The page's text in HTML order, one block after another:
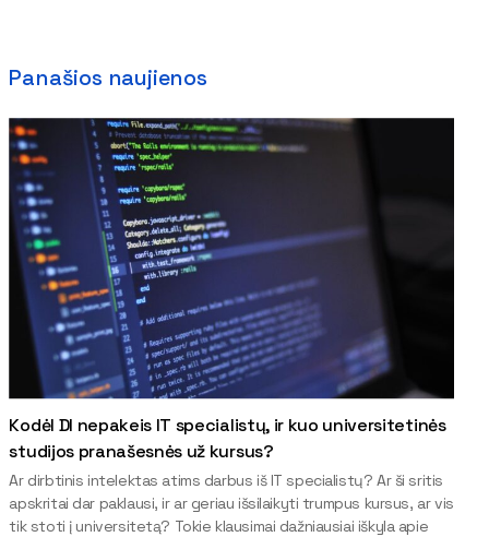
Panašios naujienos
Kodėl DI nepakeis IT specialistų, ir kuo universitetinės
studijos pranašesnės už kursus?
Ar dirbtinis intelektas atims darbus iš IT specialistų? Ar ši sritis
apskritai dar paklausi, ir ar geriau išsilaikyti trumpus kursus, ar vis
tik stoti į universitetą? Tokie klausimai dažniausiai iškyla apie